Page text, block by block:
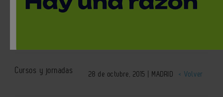
Jornadas técnicas sobre
Cursos y jornadas 28 de octubre, 2015 | MADRID < Volver